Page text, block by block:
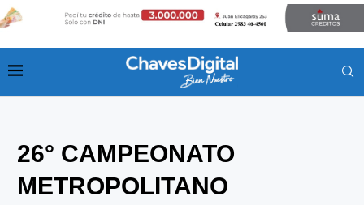
26° CAMPEONATO
METROPOLITANO